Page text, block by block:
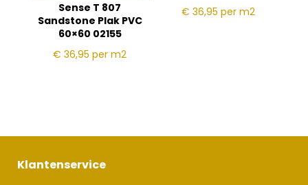
Sense T 807
Sandstone Plak PVC
60×60 02155
€ 36,95per m2
€ 36,95 per m2
Klantenservice